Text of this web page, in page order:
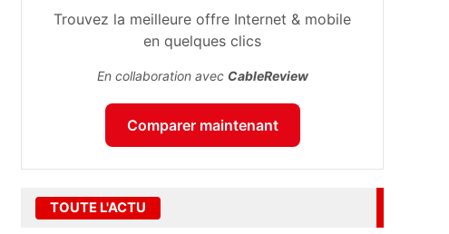
Trouvez la meilleure offre Internet & mobile
en quelques clics
En collaboration avec CableReview
Comparer maintenant
TOUTE L'ACTU